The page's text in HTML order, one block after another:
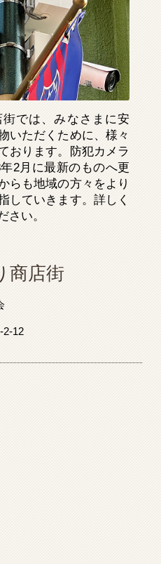
では、みなさまに安
いただくために、様々
おります。防犯カメラ
2月に最新のものへ更
らも地域の方々をより
していきます。詳しく
さい。
商店街
2-12